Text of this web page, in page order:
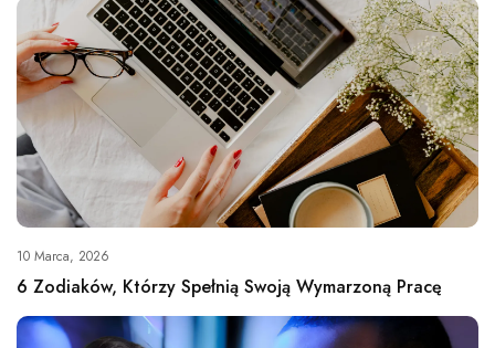
10 Marca, 2026
6 Zodiaków, Którzy Spełnią Swoją Wymarzoną Pracę